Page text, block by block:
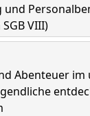
VIII)
Abenteuer im